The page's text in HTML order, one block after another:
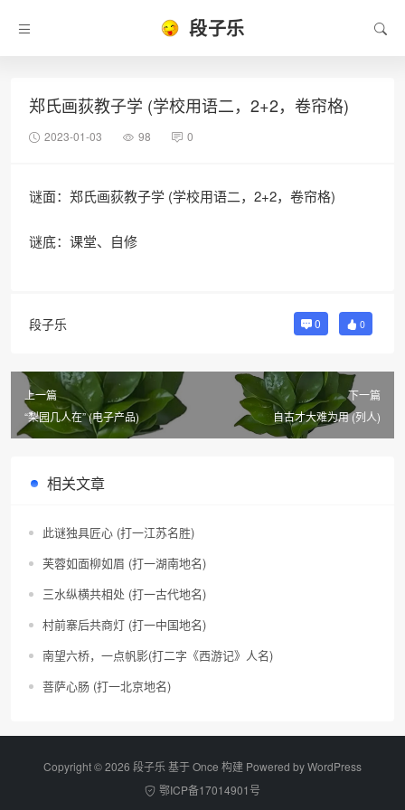
段子乐
郑氏画荻教子学 (学校用语二，2+2，卷帘格)
2023-01-03 98 0
谜面：郑氏画荻教子学 (学校用语二，2+2，卷帘格)
谜底：课堂、自修
段子乐 0 0
上一篇
“梨园几人在” (电子产品)
下一篇
自古才大难为用 (列人)
相关文章
此谜独具匠心 (打一江苏名胜)
芙蓉如面柳如眉 (打一湖南地名)
三水纵横共相处 (打一古代地名)
村前寨后共商灯 (打一中国地名)
南望六桥，一点帆影(打二字《西游记》人名)
菩萨心肠 (打一北京地名)
Copyright © 2026 段子乐 基于 Once 构建 Powered byWordPress
鄂ICP备17014901号